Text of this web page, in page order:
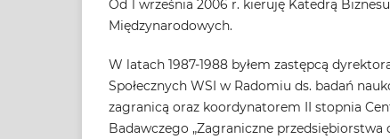
Od 1 września 2006 r. kieruję Katedrą
Międzynarodowych.
W latach 1987-1988 byłem zastępcą
Społecznych WSI w Radomiu ds. badań
zagranicą oraz koordynatorem II stopnia
Badawczego „Zagraniczne